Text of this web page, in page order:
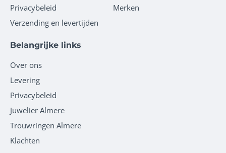
Privacybeleid
Verzending en levertijden
Merken
Belangrijke links
Over ons
Levering
Privacybeleid
Juwelier Almere
Trouwringen Almere
Klachten